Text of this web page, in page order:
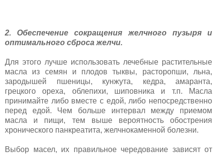
2. Обеспечение сокращения желчного пузыря и
оптимального сброса желчи.
Для этого лучше использовать лечебные растительные
масла из семян и плодов тыквы, расторопши, льна,
зародышей пшеницы, кунжута, кедра, амаранта,
грецкого ореха, облепихи, шиповника и т.п. Масла
принимайте либо вместе с едой, либо непосредственно
перед едой. Чем больше интервал между приемом
масла и пищи, тем выше вероятность обострения
хронического панкреатита, желчнокаменной болезни.
Выбор масел, их правильное чередование зависят от